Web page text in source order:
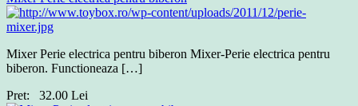
Mixer Perie electrica pentru biberon Mixer-Perie electrica pentru
biberon. Functioneaza […]
Pret:
32.00 Lei